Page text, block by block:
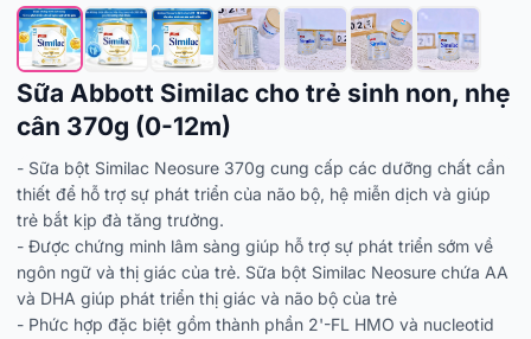
Sữa Abbott Similac cho trẻ sinh non, nhẹ
cân 370g (0-12m)
- Sữa bột Similac Neosure 370g cung cấp các dưỡng chất cần
thiết để hỗ trợ sự phát triển của não bộ, hệ miễn dịch và giúp
trẻ bắt kịp đà tăng trưởng.
- Được chứng minh lâm sàng giúp hỗ trợ sự phát triển sớm về
ngôn ngữ và thị giác của trẻ. Sữa bột Similac Neosure chứa AA
và DHA giúp phát triển thị giác và não bộ của trẻ
- Phức hợp đặc biệt gồm thành phần 2'-FL HMO và nucleotid